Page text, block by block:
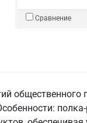
Сравнение
общественного